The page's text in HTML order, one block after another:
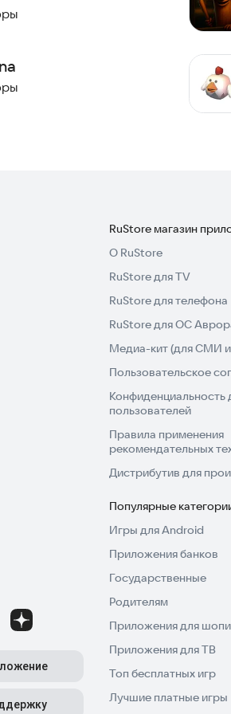
RuStore магазин
О RuStore
RuStore для TV
RuStore для телефона
RuStore для ОС
Медиа-кит (для СМИ
Пользовательское
Конфиденциальность
пользователей
Правила применения
рекомендательных
Дистрибутив для
Популярные
Игры для Android
Приложения банков
Государственные
Родителям
Приложения для
Приложения для ТВ
Топ бесплатных игр
Лучшие платные игры